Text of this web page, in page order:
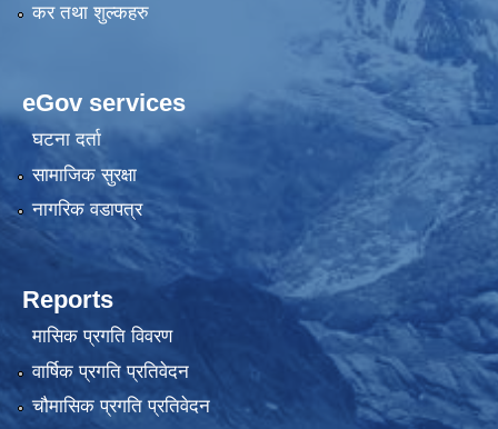
कर तथा शुल्कहरु
eGov services
घटना दर्ता
सामाजिक सुरक्षा
नागरिक वडापत्र
Reports
मासिक प्रगति विवरण
वार्षिक प्रगति प्रतिवेदन
चौमासिक प्रगति प्रतिवेदन